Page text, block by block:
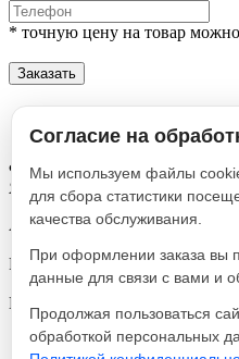
* точную цену на товар
Заказать
Описание
Характеристики
Фильтр воздушный (элемент)
ЯМЗ-534 BIG (GB502,502M)
Артикул
Реквизиты
Воздушный / Товар /
Производитель
Оригинал
Согласие на
Мы используем файлы
для сбора статистики
качества обслуживания.
При оформлении заказа вы
данные для связи с вами и
Продолжая пользоваться
обработкой персональных